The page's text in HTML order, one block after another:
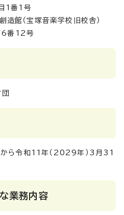
1番1号
館（宝塚音楽学校旧校舎）
6番12号
ら令和11年（2029年）3月31
業務内容